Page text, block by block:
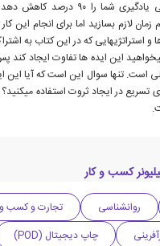
هدف این است که منحنی یادگیری شما
لازم بسازید اما برای انجام این کار
و استراتژیهایی که در این کتاب به
این ایده ها تفاوت ایجاد
است. تنها سوال این است که آیا این
در ایجاد ثروت استفاده
کسب و کار
روانشناسی
تجارت و کسب و
چاپ دیجیتال (POD)